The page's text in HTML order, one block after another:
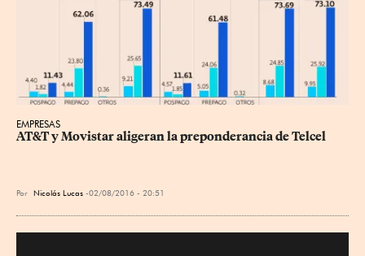
EMPRESAS
AT&T y Movistar aligeran la preponderancia de Telcel
Por Nicolás Lucas 02/08/2016 - 20:51